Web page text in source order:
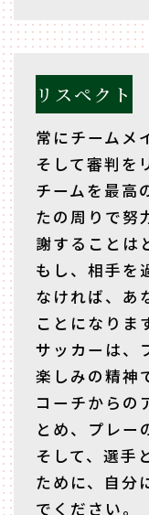
リスペクト
常にチームメ
そして審判を
チームを最高
たの周りで努
謝することは
もし、相手を
なければ、あ
ことになりま
サッカーは、
楽しみの精神
コーチからの
とめ、プレー
そして、選手
ために、自分
でください。